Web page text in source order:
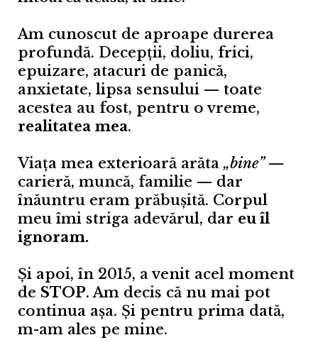
Am cunoscut de aproape durerea
profundă. Decepții, doliu, frici,
epuizare, atacuri de panică,
anxietate, lipsa sensului — toate
acestea au fost, pentru o vreme,
realitatea mea.
Viața mea exterioară arăta„bine”—
carieră, muncă, familie — dar
înăuntru eram prăbușită. Corpul
meu îmi striga adevărul, dar eu îl
ignoram.
Și apoi, în 2015, a venit acel moment
de STOP. Am decis că nu mai pot
continua așa. Și pentru prima dată,
m-am ales pe mine.